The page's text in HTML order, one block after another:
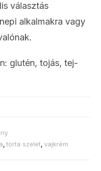
választás
alkalmakra vagy
glutén, tojás, tej-
,torta szelet ,vajkrém